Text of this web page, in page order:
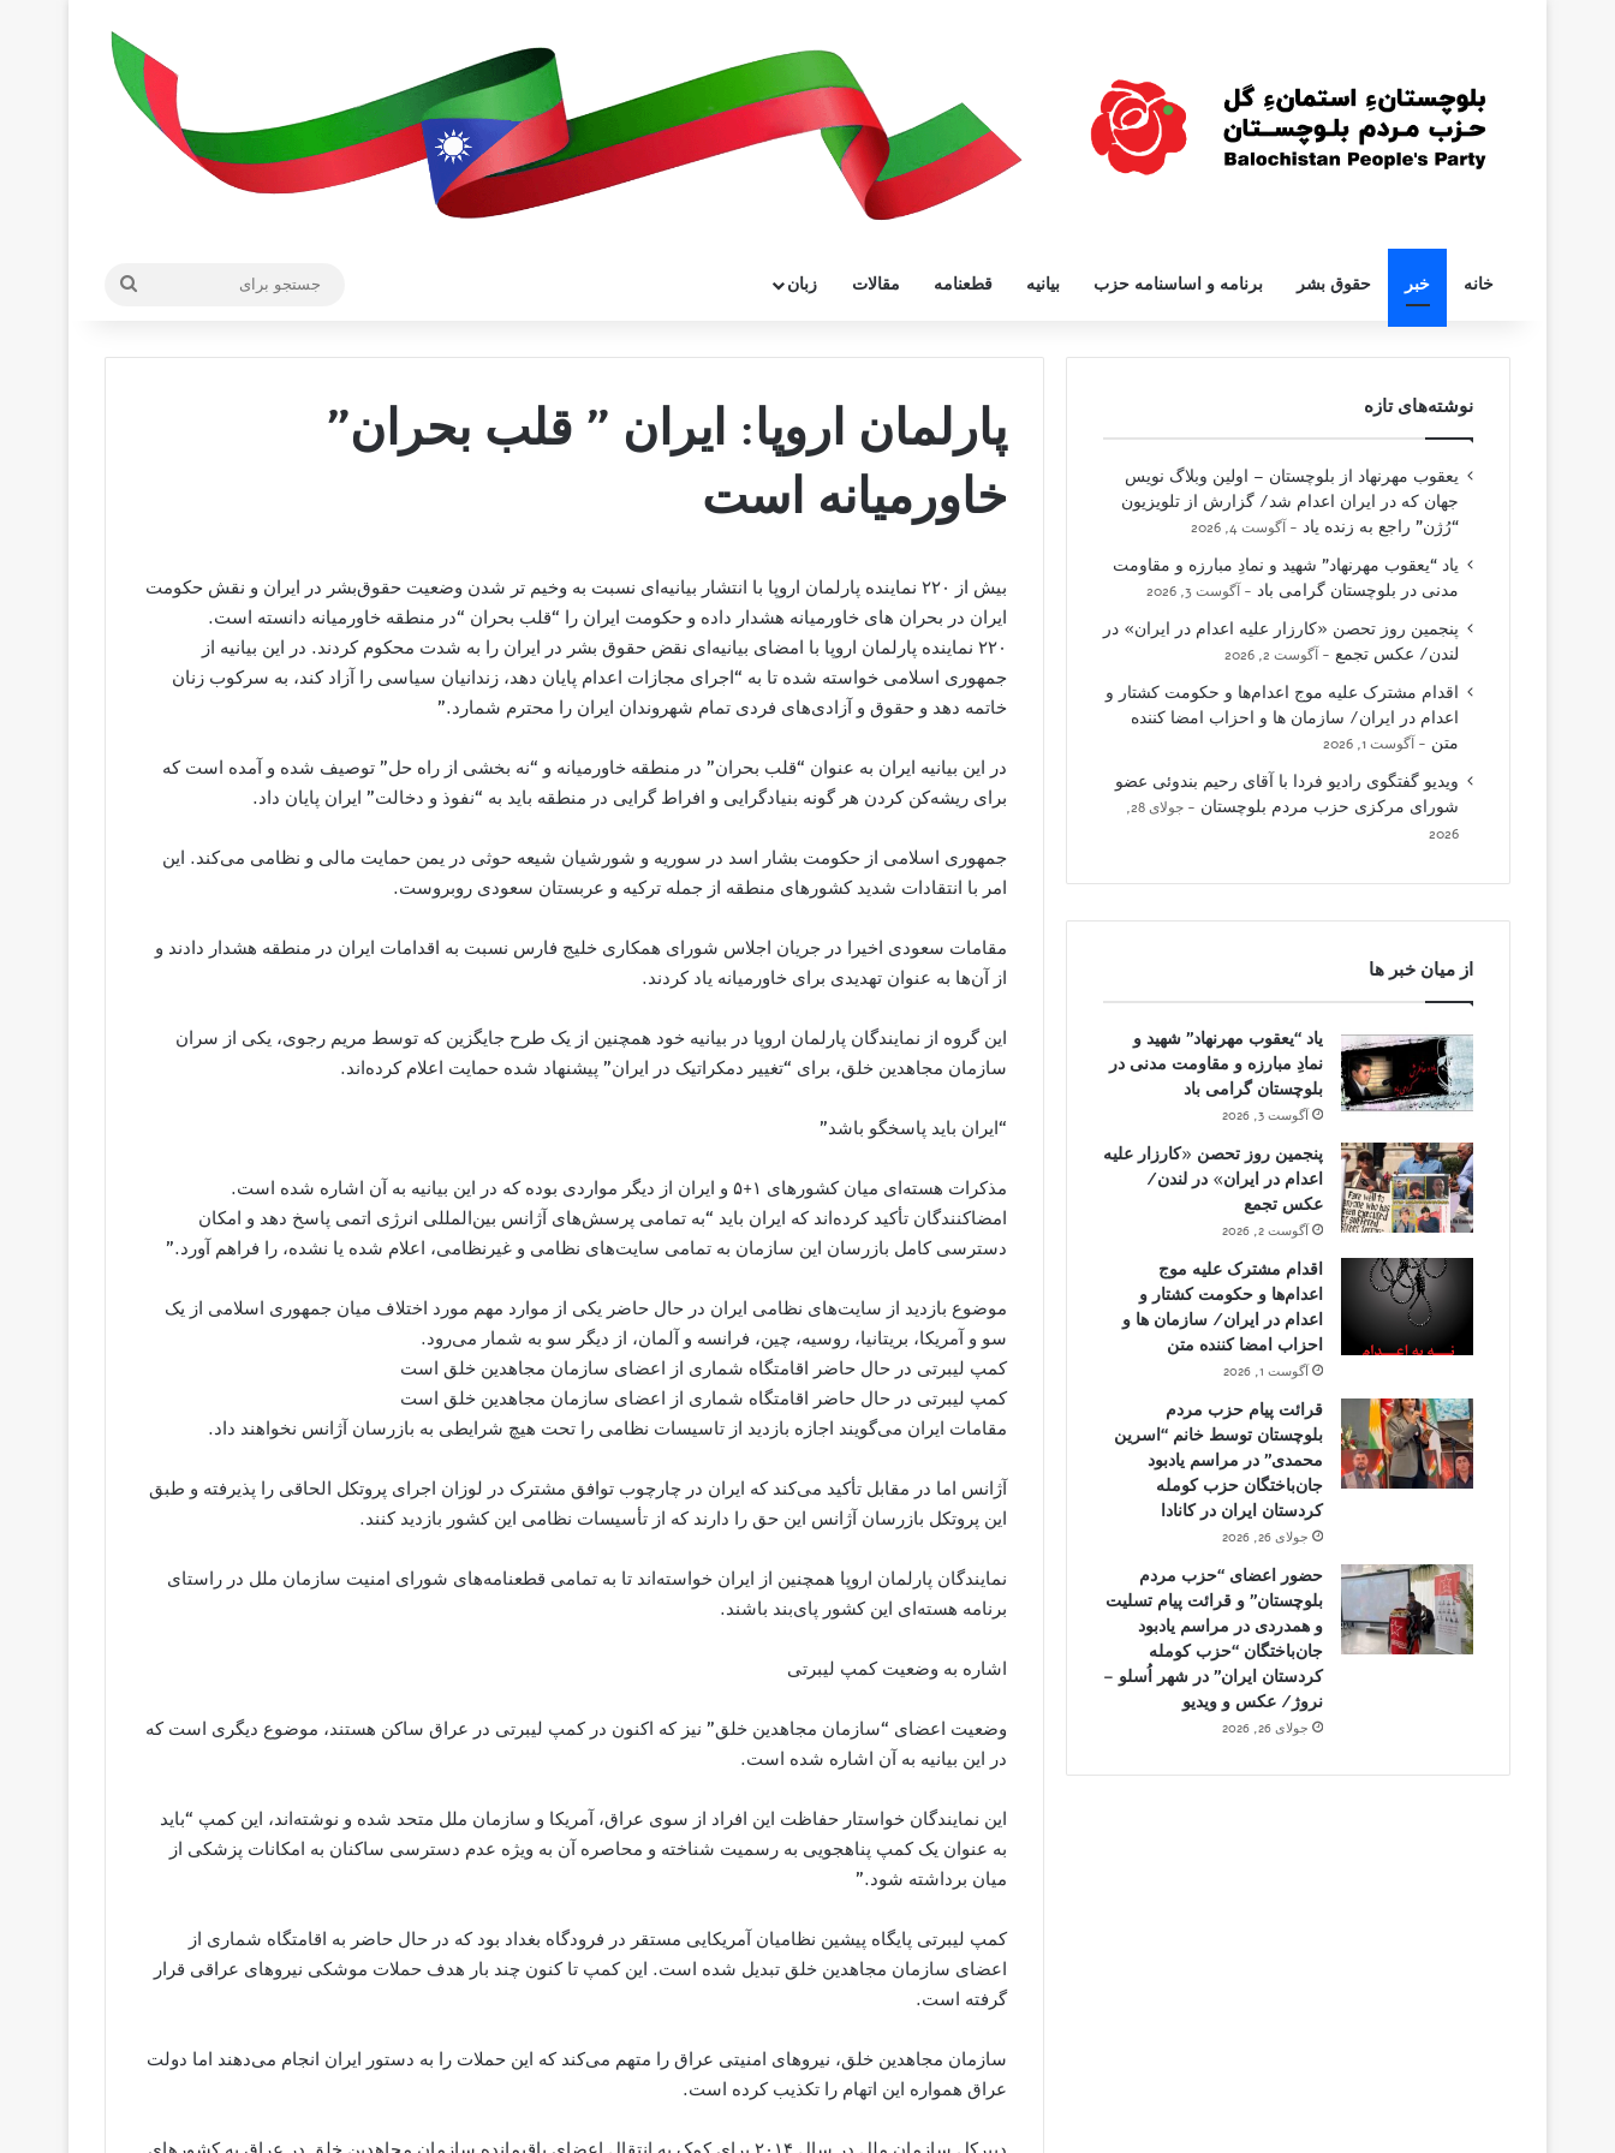
خانه خبر حقوق بشر برنامه و اساسنامه حزب بیانیه قطعنامه مقالات زبان
پارلمان اروپا: ايران ” قلب بحران”
خاورميانه است
بیش از ٢٢٠ نماینده پارلمان اروپا با انتشار بیانیه‌ای نسبت به وخيم تر شدن وضعیت حقوق‌بشر در ایران و نقش حکومت
ايران در بحران هاى خاورمیانه هشدار داده و حكومت ايران را “قلب بحران “در منطقه خاورميانه دانسته است.
۲۲۰ نماینده پارلمان اروپا با امضای بیانیه‌ای نقض حقوق بشر در ایران را به شدت محکوم کردند. در این بیانیه از
جمهوری اسلامی خواسته شده تا به “اجرای مجازات اعدام پایان دهد، زندانیان سیاسی را آزاد کند‌، به سرکوب زنان
خاتمه دهد و حقوق و آزادی‌های فردی تمام شهروندان ایران را محترم شمارد.”
در این بیانیه ایران به عنوان “قلب بحران” در منطقه خاورمیانه و “نه بخشی از راه حل” توصیف شده و آمده است که
برای ریشه‌کن کردن هر گونه بنیادگرایی و افراط گرایی در منطقه باید به “نفوذ و دخالت” ایران پایان داد.
جمهوری اسلامی از حکومت بشار اسد در سوریه و شورشیان شیعه حوثی در یمن حمایت مالی و نظامی می‌کند. این
امر با انتقادات شدید کشورهای منطقه از جمله ترکیه و عربستان سعودی روبروست.
مقامات سعودی اخیرا در جریان اجلاس شورای همکاری خلیج فارس نسبت به اقدامات ایران در منطقه هشدار دادند و
از آن‌ها به عنوان تهدیدی برای خاورمیانه یاد کردند.
این گروه از نمایندگان پارلمان اروپا در بیانیه خود همچنین از یک طرح جایگزین که توسط مریم رجوی، یکی از سران
سازمان مجاهدین خلق، برای “تغییر دمکراتیک در ایران” پیشنهاد شده حمایت اعلام کرده‌اند.
“ایران باید پاسخگو باشد”
مذکرات هسته‌ای میان کشورهای ۱+۵ و ایران از دیگر مواردی بوده که در این بیانیه به آن اشاره شده است.
امضاکنندگان تأکید کرده‌اند که ایران باید “به تمامی پرسش‌های آژانس بین‌المللی انرژی اتمی پاسخ دهد و امکان
دسترسی کامل بازرسان این سازمان به تمامی سایت‌های نظامی و غیرنظامی، اعلام شده یا نشده، را فراهم آورد.”
موضوع بازدید از سایت‌های نظامی ایران در حال حاضر یکی از موارد مهم مورد اختلاف میان جمهوری اسلامی از یک
سو و آمریکا، بریتانیا، روسیه، چین، فرانسه و آلمان، از دیگر سو به شمار می‌رود.
کمپ لیبرتی در حال حاضر اقامتگاه شماری از اعضای سازمان مجاهدین خلق است
کمپ لیبرتی در حال حاضر اقامتگاه شماری از اعضای سازمان مجاهدین خلق است
مقامات ایران می‌گویند اجازه بازدید از تاسیسات نظامی را تحت هیچ ‌شرایطی به بازرسان آژانس نخواهند داد.
آژانس اما در مقابل تأکید می‌کند که ایران در چارچوب توافق مشترک در لوزان اجرای پروتکل الحاقی را پذیرفته و طبق
این پروتکل بازرسان آژانس این حق را دارند که از تأسیسات نظامی این کشور بازدید کنند.
نمایندگان پارلمان اروپا همچنین از ایران خواسته‌اند تا به تمامی قطعنامه‌های شورای امنیت سازمان ملل در راستای
برنامه هسته‌ای این کشور پای‌بند باشند.
اشاره به وضعیت کمپ لیبرتی
وضعیت اعضای “سازمان مجاهدین خلق” نیز که اکنون در کمپ لیبرتی در عراق ساکن هستند، موضوع دیگری است که
در این بیانیه به آن اشاره شده است.
این نمایندگان خواستار حفاظت این افراد از سوی عراق، آمریکا و سازمان ملل متحد شده‌‌ و نوشته‌اند، این کمپ “باید
به عنوان یک کمپ پناهجویی به رسمیت شناخته و محاصره آن به ویژه عدم دسترسی ساکنان به امکانات پزشکی از
میان برداشته شود.”
کمپ لیبرتی پایگاه پیشین نظامیان آمریکایی مستقر در فرودگاه بغداد بود که در حال حاضر به اقامتگاه شماری از
اعضای سازمان مجاهدین خلق تبدیل شده است. این کمپ تا کنون چند بار هدف حملات موشکی نیروهای عراقی قرار
گرفته است.
سازمان مجاهدین خلق، نیروهای امنیتی عراق را متهم می‌کند که این حملات را به دستور ایران انجام می‌دهند اما دولت
عراق همواره این اتهام را تکذیب کرده است.
نوشته‌های تازه
یعقوب مهرنهاد از بلوچستان – اولین وبلاگ نویس
جهان که در ایران اعدام شد/ گزارش از تلویزیون
“رُژن” راجع به زنده یاد
آگوست 4, 2026
یاد “یعقوب مهرنهاد” شهید و نمادِ مبارزه و مقاومت
مدنی در بلوچستان گرامی باد
آگوست 3, 2026
پنجمین روز تحصن «کارزار علیه اعدام در ایران» در
لندن/ عکس تجمع
آگوست 2, 2026
اقدام مشترک علیه موج اعدام‌ها و حکومت کشتار و
اعدام در ایران/ سازمان ها و احزاب امضا کننده
متن
آگوست 1, 2026
ویدیو گفتگوی رادیو فردا با آقای رحیم بندوئی عضو
شورای مرکزی حزب مردم بلوچستان
جولای 28,
2026
از میان خبر ها
یاد “یعقوب مهرنهاد” شهید و
نمادِ مبارزه و مقاومت مدنی در
بلوچستان گرامی باد
آگوست 3, 2026
پنجمین روز تحصن «کارزار علیه
اعدام در ایران» در لندن/
عکس تجمع
آگوست 2, 2026
اقدام مشترک علیه موج
اعدام‌ها و حکومت کشتار و
اعدام در ایران/ سازمان ها و
احزاب امضا کننده متن
آگوست 1, 2026
قرائت پیام حزب مردم
بلوچستان توسط خانم “اسرین
محمدی” در مراسم یادبود
جان‌باختگان حزب کومله
کردستان ایران در کانادا
جولای 26, 2026
حضور اعضای “حزب مردم
بلوچستان” و قرائت پیام تسلیت
و همدردی در مراسم یادبود
جان‌باختگان “حزب کومله
کردستان ایران” در شهر اُسلو –
نروژ/ عکس و ویدیو
جولای 26, 2026